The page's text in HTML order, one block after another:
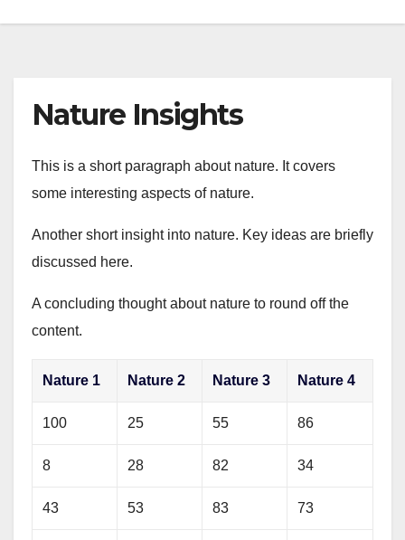
Nature Insights
This is a short paragraph about nature. It covers
some interesting aspects of nature.
Another short insight into nature. Key ideas are briefly
discussed here.
A concluding thought about nature to round off the
content.
Nature 1 Nature 2 Nature 3 Nature 4
100 25 55 86
8 28 82 34
43 53 83 73